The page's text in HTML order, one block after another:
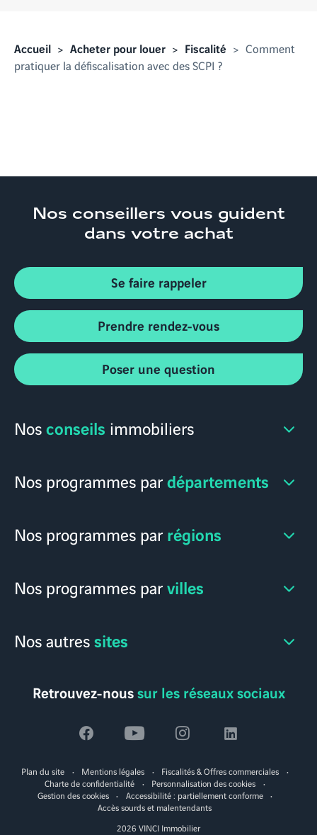
Accueil Acheter pour louer Fiscalité
Comment
pratiquer la défiscalisation avec des SCPI ?
Nos conseillers vous guident
dans votre achat
Se faire rappeler
Prendre rendez-vous
Poser une question
Nosconseils immobiliers
Nos programmes pardépartements
Nos programmes par régions
Nos programmes parvilles
Nos autressites
Retrouvez-noussur les réseaux sociaux
Voir
la
page
facebook
Voir
la
page
youtube
Voir
la
page
instagram
Voir
page
linkedin
Plan du site Mentions légales
Fiscalités & Offres commerciales
Charte de confidentialité
Personnalisation des cookies
Gestion des cookies
Accessibilité : partiellement conforme
Accès sourds et malentendants
2026 VINCI Immobilier